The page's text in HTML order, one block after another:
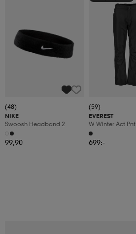
(48)
NIKE
Swoosh Headband 2
99,90
(59)
EVEREST
W Winter Act Pnt
699:-